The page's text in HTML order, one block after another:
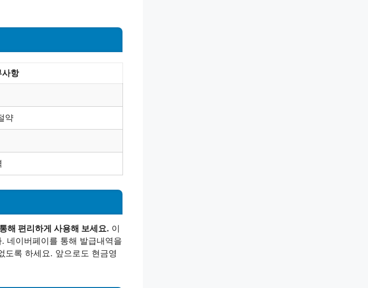
항
약
해 편리하게 사용해 보세요. 이
네이버페이를 통해 발급내역을
도록 하세요. 앞으로도 현금영